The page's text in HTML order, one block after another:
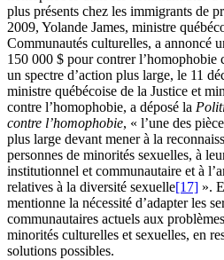
plus présents chez les immigrants de
2009, Yolande James, ministre
Communautés culturelles, a annoncé
150 000 $ pour contrer l’homophobie
un spectre d’action plus large, le 11
ministre québécoise de la Justice et
contre l’homophobie, a déposé la
contre l’homophobie, « l’une des
plus large devant mener à la
personnes de minorités sexuelles, à
institutionnel et communautaire et à
relatives à la diversité sexuelle[17] ».
mentionne la nécessité d’adapter les
communautaires actuels aux
minorités culturelles et sexuelles, en
solutions possibles.